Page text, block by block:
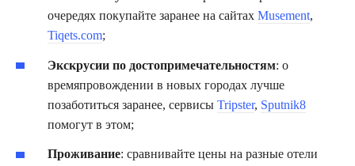
очередях покупайте заранее на сайтах Musement,
Tiqets.com;
Экскрусии по достопримечательностям: о
времяпровождении в новых городах лучше
позаботиться заранее, сервисы Tripster, Sputnik8
помогут в этом;
Проживание: сравнивайте цены на разные отели